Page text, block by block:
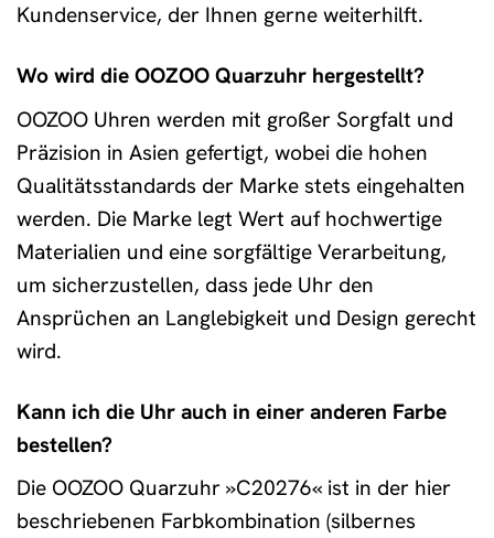
Kundenservice, der Ihnen gerne weiterhilft.
Wo wird die OOZOO Quarzuhr hergestellt?
OOZOO Uhren werden mit großer Sorgfalt und
Präzision in Asien gefertigt, wobei die hohen
Qualitätsstandards der Marke stets eingehalten
werden. Die Marke legt Wert auf hochwertige
Materialien und eine sorgfältige Verarbeitung,
um sicherzustellen, dass jede Uhr den
Ansprüchen an Langlebigkeit und Design gerecht
wird.
Kann ich die Uhr auch in einer anderen Farbe
bestellen?
Die OOZOO Quarzuhr »C20276« ist in der hier
beschriebenen Farbkombination (silbernes